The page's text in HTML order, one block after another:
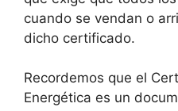
cuando se vendan o
dicho certificado.
Recordemos que el
Energética es un